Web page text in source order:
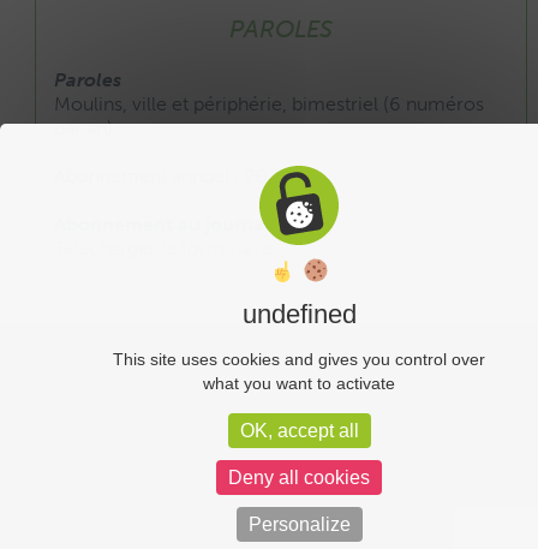
PAROLES
Paroles
Moulins, ville et périphérie, bimestriel (6 numéros
par an).
Abonnement annuel : 20 €
Abonnement au journal :
Plan du site
Administration
Mentions légales
Politique de confidentialité
undefined
This site uses cookies and gives you control over
what you want to activate
OK, accept all
Deny all cookies
Personalize